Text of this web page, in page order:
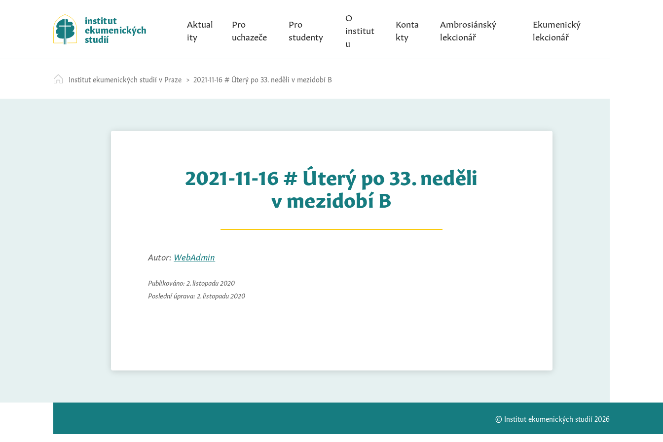
k
i
p
t
c
o
institut
ekumenických
studií
Aktual
ity
Pro
uchazeče
Pro
studenty
O
institut
u
Konta
kty
Ambrosiánský
lekcionář
Ekumenický
lekcionář
Institut ekumenických studií v Praze 2021-11-16 # Úterý po 33. neděli v mezidobí B
2021-11-16 # Úterý po 33. neděli
v mezidobí B
Autor: WebAdmin
Publikováno: 2. listopadu 2020
Poslední úprava: 2. listopadu 2020
© Institut ekumenických studií 2026